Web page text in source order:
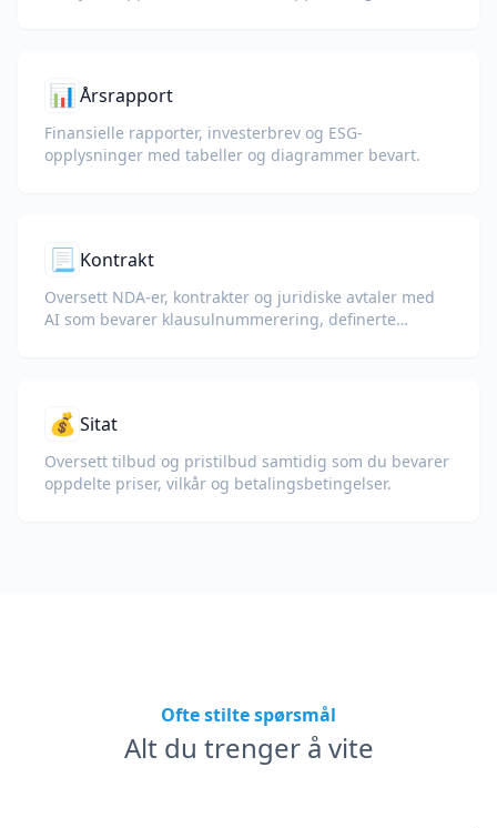
📊 Årsrapport
Finansielle rapporter, investerbrev og ESG-
opplysninger med tabeller og diagrammer bevart.
📃 Kontrakt
Oversett NDA-er, kontrakter og juridiske avtaler med
AI som bevarer klausulnummerering, definerte
💰 Sitat
Oversett tilbud og pristilbud samtidig som du bevarer
oppdelte priser, vilkår og betalingsbetingelser.
Ofte stilte spørsmål
Alt du trenger å vite